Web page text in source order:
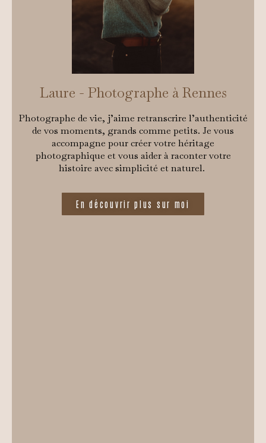
Laure - Photographe à Rennes
Photographe de vie, j’aime retranscrire l’authenticité
de vos moments, grands comme petits. Je vous
accompagne pour créer votre héritage
photographique et vous aider à raconter votre
histoire avec simplicité et naturel.
En découvrir plus sur moi